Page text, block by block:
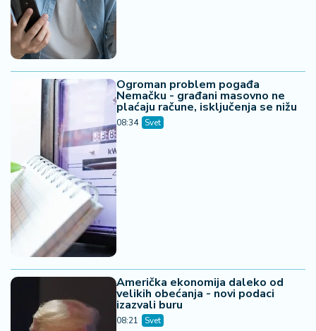
Ogroman problem pogađa
Nemačku - građani masovno ne
plaćaju račune, isključenja se nižu
08:34 Svet
Američka ekonomija daleko od
velikih obećanja - novi podaci
izazvali buru
08:21 Svet